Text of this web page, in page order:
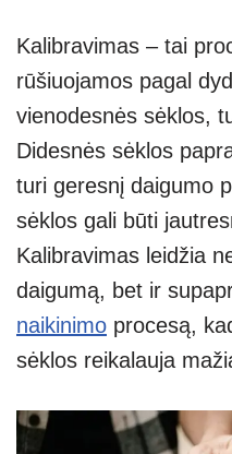
Kalibravimas – tai
rūšiuojamos pagal
vienodesnės sėklos,
Didesnės sėklos
turi geresnį daigumo
sėklos gali būti
Kalibravimas leidžia
daigumą, bet ir
naikinimo procesą,
sėklos reikalauja